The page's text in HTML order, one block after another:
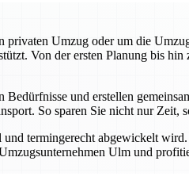
Umzug oder um die
Von der ersten Planung bis
und erstellen
So sparen Sie nicht nur Zeit,
termingerecht abgewickelt
Ulm und